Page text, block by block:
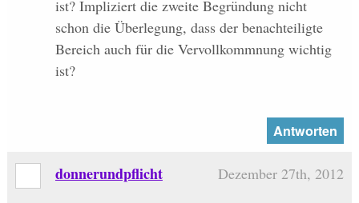
ist? Impliziert die zweite Begründung nicht
schon die Überlegung, dass der benachteiligte
Bereich auch für die Vervollkommnung wichtig
ist?
Antworten
donnerundpflicht Dezember 27th, 2012